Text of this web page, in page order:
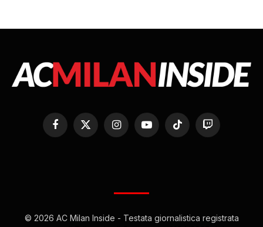
Facebook
X
InstagramYouTubeTikTok Twitch
© 2026 AC Milan Inside - Testata giornalistica registrata